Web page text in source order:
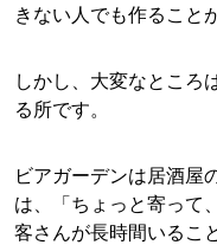
きない人でも作ること
しかし、大変なところ
る所です。
ビアガーデンは居酒屋
は、「ちょっと寄って
客さんが長時間いるこ